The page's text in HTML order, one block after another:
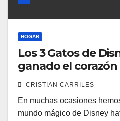
HOGAR
Los 3 Gatos de
ganado el
CRISTIAN CARRILES
En muchas ocasiones
mundo mágico de Disney